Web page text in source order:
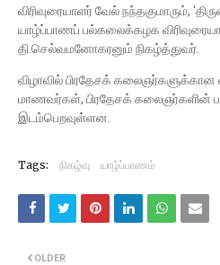
விரிவுரையாளர் வேல் நந்தகுமாரும்,
யாழ்ப்பாணப் பல்கலைக்கழக
தி.செல்வமனோகரனும் நிகழ்த்துவர்.
விழாவில் பிரதேசக் கலைஞர்களுக்கான
மாணவர்கள், பிரதேசக் கலைஞர்களின்
இடம்பெறவுள்ளன.
Tags: நிகழ்வு யாழ்ப்பாணம்
OLDER